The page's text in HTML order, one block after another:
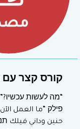
קורס קצר עם
حنين وداني فيلك